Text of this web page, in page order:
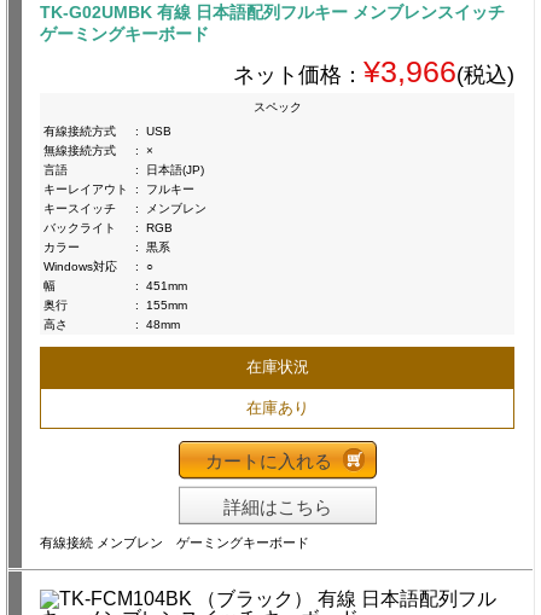
TK-G02UMBK 有線 日本語配列フルキー メンブレンスイッチ
ゲーミングキーボード
ネット価格： ¥3,966(税込)
スペック
有線接続方式
:
USB
無線接続方式
:
×
言語
:
日本語(JP)
キーレイアウト
:
フルキー
キースイッチ
:
メンブレン
バックライト
:
RGB
カラー
:
黒系
Windows対応
:
○
幅
:
451mm
奥行
:
155mm
高さ
: 48mm
在庫状況
在庫あり
カートに入れる
詳細はこちら
有線接続 メンブレン ゲーミングキーボード